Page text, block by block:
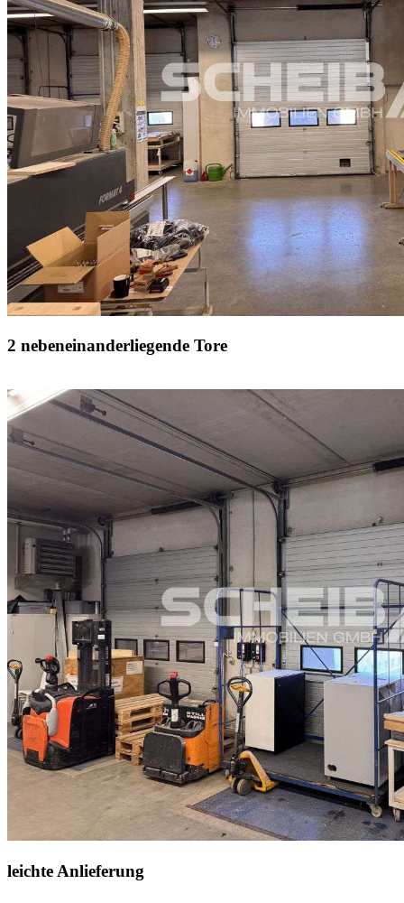
2 nebeneinanderliegende Tore
leichte Anlieferung